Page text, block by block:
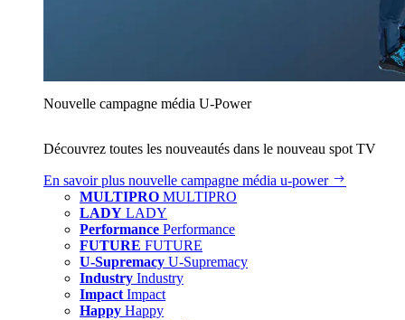
Nouvelle campagne média U‑Power
Découvrez toutes les nouveautés dans le nouveau spot TV
En savoir plus nouvelle campagne média u‑power
MULTIPRO MULTIPRO
LADY LADY
Performance Performance
FUTURE FUTURE
U-Supremacy U-Supremacy
Industry Industry
Impact Impact
Happy Happy